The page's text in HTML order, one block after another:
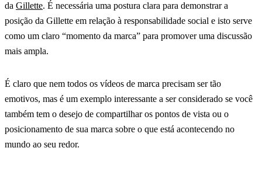
da Gillette. É necessária uma postura clara para demonstrar a
posição da Gillette em relação à responsabilidade social e isto serve
como um claro “momento da marca” para promover uma discussão
mais ampla.
É claro que nem todos os vídeos de marca precisam ser tão
emotivos, mas é um exemplo interessante a ser considerado se você
também tem o desejo de compartilhar os pontos de vista ou o
posicionamento de sua marca sobre o que está acontecendo no
mundo ao seu redor.